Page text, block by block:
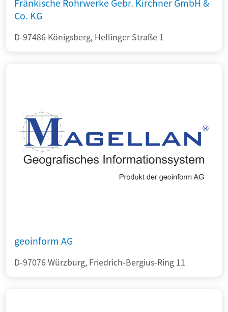
Co. KG
D-97486 Königsberg, Hellinger Straße 1
geoinform AG
D-97076 Würzburg, Friedrich-Bergius-Ring 11